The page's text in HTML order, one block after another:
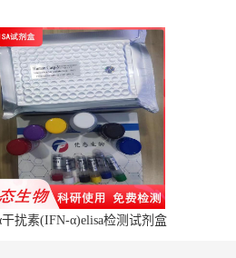
干扰素(IFN-α)elisa检测试剂盒